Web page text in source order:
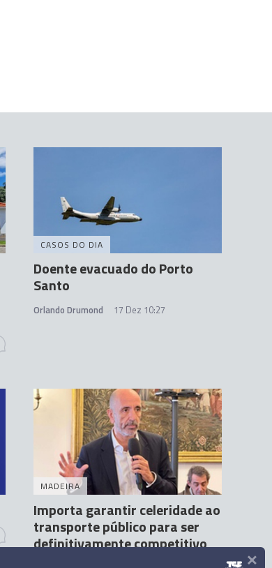
CASOS DO DIA
Doente evacuado do Porto
Santo
Orlando Drumond 17 Dez 10:27
MADEIRA
Importa garantir celeridade ao
transporte público para ser
definitivamente competitivo ×